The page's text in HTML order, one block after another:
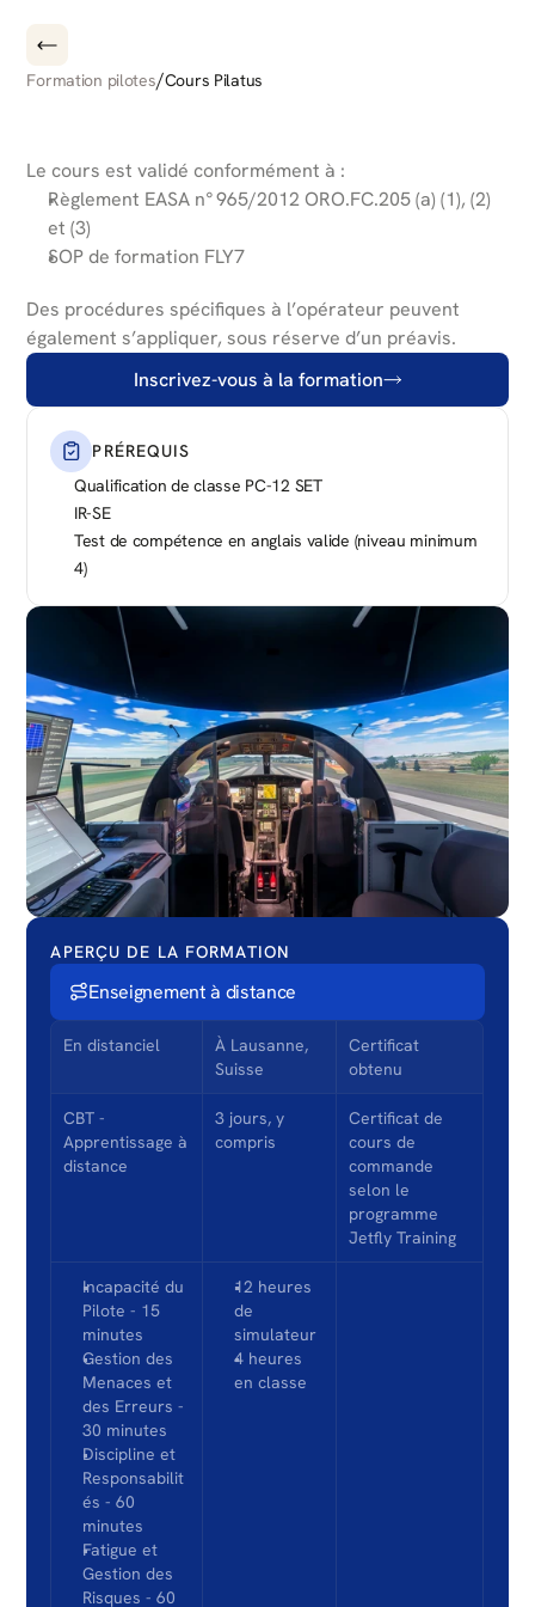
Formation pilotes/Cours Pilatus
PC-12
Le cours est validé conformément à :
Règlement EASA n° 965/2012 ORO.FC.205 (a) (1), (2)
et (3)
SOP de formation FLY7
Des procédures spécifiques à l’opérateur peuvent
également s’appliquer, sous réserve d’un préavis.
Inscrivez-vous à la formation
PRÉREQUIS
Qualification de classe PC-12 SET
IR-SE
Test de compétence en anglais valide (niveau minimum
4)
APERÇU DE LA FORMATION
Enseignement à distance
En distanciel
À Lausanne,
Suisse
Certificat
obtenu
CBT -
Apprentissage à
distance
3 jours, y
compris
Certificat de
cours de
commande
selon le
programme
Jetfly Training
Incapacité du
Pilote - 15
minutes
Gestion des
Menaces et
des Erreurs -
30 minutes
Discipline et
Responsabilit
és - 60
minutes
Fatigue et
Gestion des
Risques - 60
12 heures
de
simulateur
4 heures
en classe